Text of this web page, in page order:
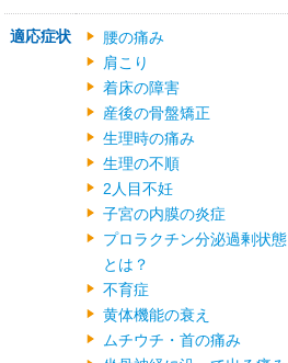
適応症状
腰の痛み
肩こり
着床の障害
産後の骨盤矯正
生理時の痛み
生理の不順
2人目不妊
子宮の内膜の炎症
プロラクチン分泌過剰状態
とは？
不育症
黄体機能の衰え
ムチウチ・首の痛み